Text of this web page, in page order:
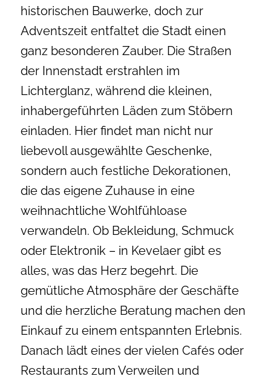
historischen Bauwerke, doch zur
Adventszeit entfaltet die Stadt einen
ganz besonderen Zauber. Die Straßen
der Innenstadt erstrahlen im
Lichterglanz, während die kleinen,
inhabergeführten Läden zum Stöbern
einladen. Hier findet man nicht nur
liebevoll ausgewählte Geschenke,
sondern auch festliche Dekorationen,
die das eigene Zuhause in eine
weihnachtliche Wohlfühloase
verwandeln. Ob Bekleidung, Schmuck
oder Elektronik – in Kevelaer gibt es
alles, was das Herz begehrt. Die
gemütliche Atmosphäre der Geschäfte
und die herzliche Beratung machen den
Einkauf zu einem entspannten Erlebnis.
Danach lädt eines der vielen Cafés oder
Restaurants zum Verweilen und